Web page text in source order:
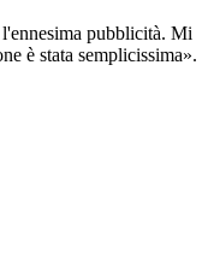
pubblicità. Mi
è stata semplicissima».